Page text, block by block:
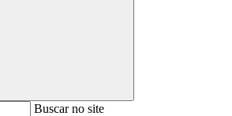
BuscarBuscar no site